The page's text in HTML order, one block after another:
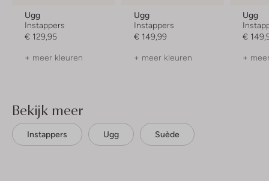
Ugg
Instappers
€ 129,95
+ meer kleuren
Ugg
Instappers
€ 149,99
+ meer kleuren
Ugg
€
+
Bekijk meer
Instappers Ugg Suède